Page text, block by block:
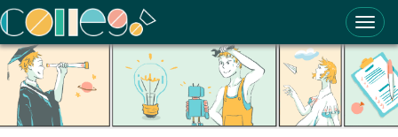
ColleGo! 大學選才與高中育才輔助系統